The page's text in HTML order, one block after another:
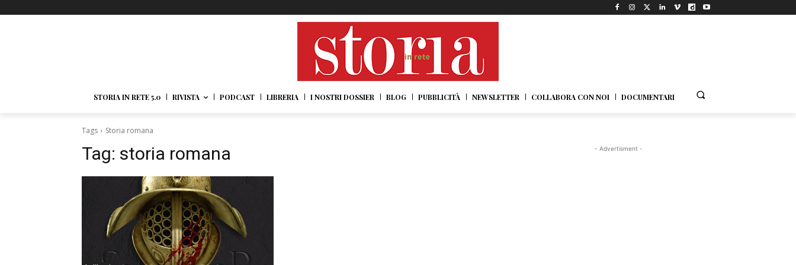
STORIA IN RETE 5.0 RIVISTA PODCAST LIBRERIA I NOSTRI DOSSIER BLOG PUBBLICITÀ NEWSLETTER COLLABORA CON NOI DOCUMENTARI
Tags Storia romana
Tag: storia romana - Advertisment -